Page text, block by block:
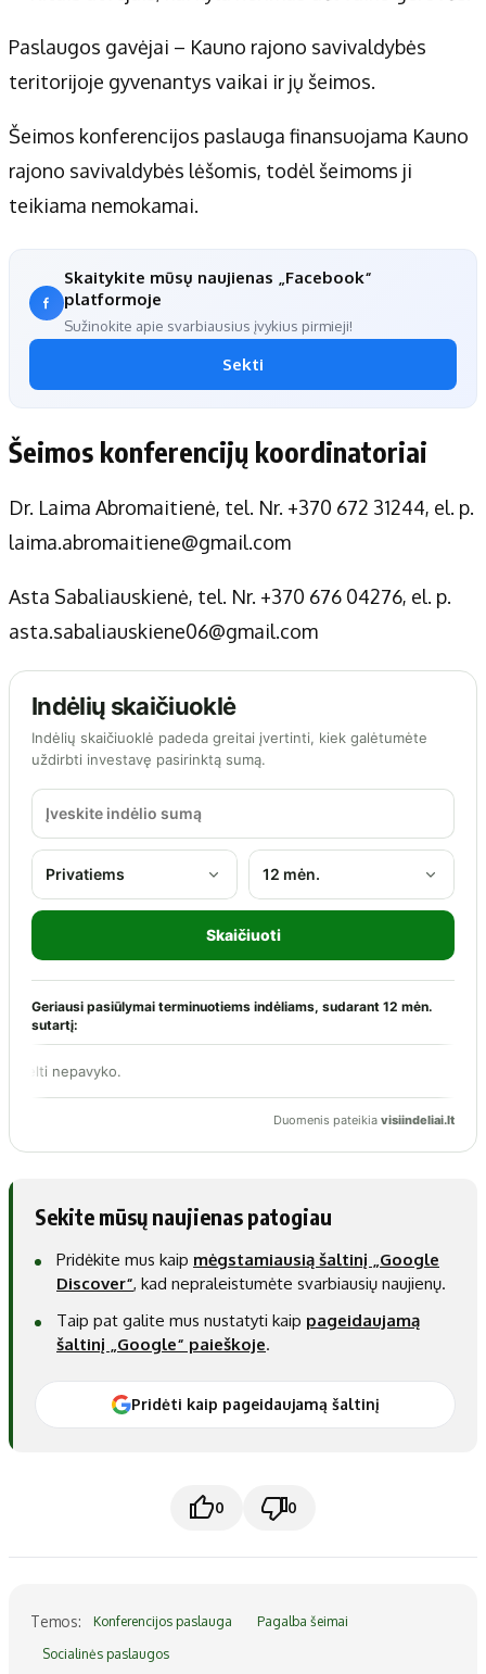
Paslaugos gavėjai – Kauno rajono savivaldybės
teritorijoje gyvenantys vaikai ir jų šeimos.
Šeimos konferencijos paslauga finansuojama Kauno
rajono savivaldybės lėšomis, todėl šeimoms ji
teikiama nemokamai.
Skaitykite mūsų naujienas „Facebook“
platformoje
Sužinokite apie svarbiausius įvykius pirmieji!
Sekti
Šeimos konferencijų koordinatoriai
Dr. Laima Abromaitienė, tel. Nr. +370 672 31244, el. p.
laima.abromaitiene@gmail.com
Asta Sabaliauskienė, tel. Nr. +370 676 04276, el. p.
asta.sabaliauskiene06@gmail.com
Sekite mūsų naujienas patogiau
Pridėkite mus kaip mėgstamiausią šaltinį „Google
Discover“, kad nepraleistumėte svarbiausių naujienų.
Taip pat galite mus nustatyti kaip pageidaujamą
šaltinį „Google“ paieškoje.
Pridėti kaip pageidaujamą šaltinį
0 0
Temos: Konferencijos paslauga Pagalba šeimai
Socialinės paslaugos